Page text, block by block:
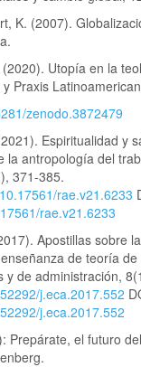
K. (2007).
Utopía en la
Praxis
zenodo.3872479
Espiritualidad y
la antropología del
371-385.
rae.v21.6233
rae.v21.6233
Apostillas sobre
de teoría
y de administración,
j.eca.2017.552
j.eca.2017.552
Prepárate, el futuro